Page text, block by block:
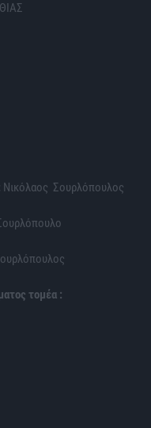
Νικόλαος Σουρλόπουλος
τομέα :